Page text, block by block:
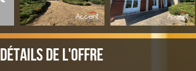
Détails de l'offre